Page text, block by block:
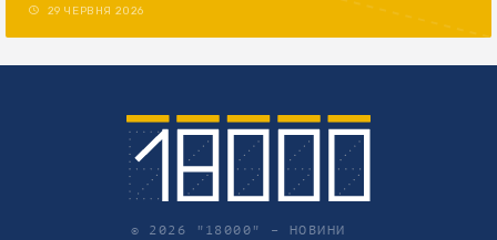
29 ЧЕРВНЯ 2026
© 2026 "18000" – НОВИНИ